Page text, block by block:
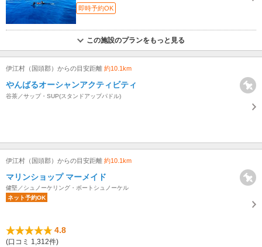
即時予約OK
この施設のプランをもっと見る
伊江村（国頭郡）からの目安距離 約10.1km
やんばるオーシャンアクティビティ
谷茶／サップ・SUP(スタンドアップパドル)
伊江村（国頭郡）からの目安距離 約10.1km
マリンショップ マーメイド
健堅／シュノーケリング・ボートシュノーケル
ネット予約OK
4.8
(口コミ 1,312件)